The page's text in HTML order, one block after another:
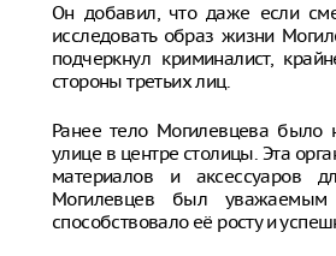
Он добавил, что даже если
исследовать образ жизни
подчеркнул криминалист,
стороны третьих лиц.
Ранее тело Могилевцева было
улице в центре столицы. Эта
материалов и аксессуаров
Могилевцев был уважаемым
способствовало её росту и